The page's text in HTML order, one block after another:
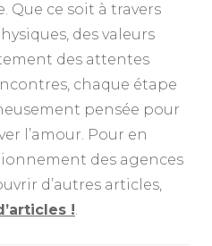
Que ce soit à travers
des valeurs
des attentes
chaque étape
pensée pour
l’amour. Pour en
des agences
d’autres articles,
!.